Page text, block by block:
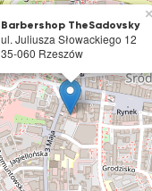
Barbershop TheSadovsky
ul. Juliusza Słowackiego 12
35-060 Rzeszów
×